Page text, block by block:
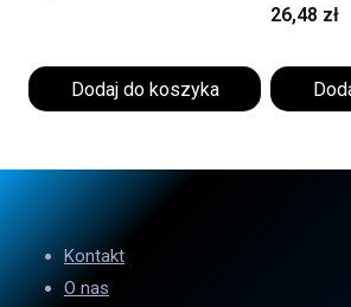
Dodaj do koszyka
26,48 zł
Kontakt
O nas